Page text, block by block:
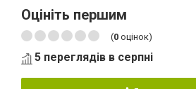
Оцініть першим
(0 оцінок)
5 переглядів в серпні